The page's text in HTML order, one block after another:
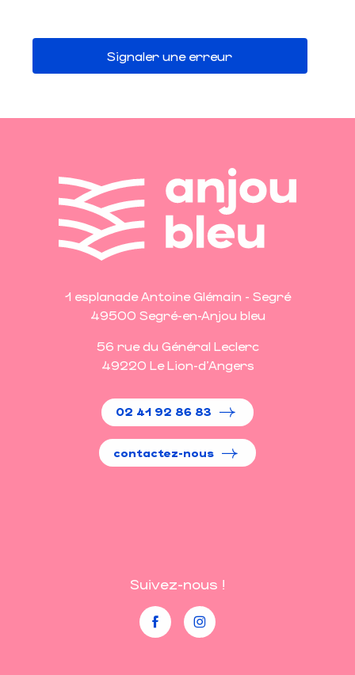
Signaler une erreur
1 esplanade Antoine Glémain - Segré
49500 Segré-en-Anjou bleu
56 rue du Général Leclerc
49220 Le Lion-d'Angers
02 41 92 86 83
contactez-nous
Suivez-nous !